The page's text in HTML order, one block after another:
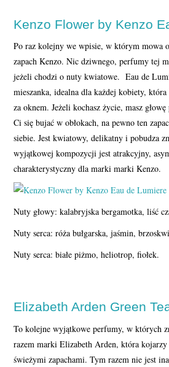
Kenzo Flower by Kenzo
Po raz kolejny we wpisie, w którym mowa
zapach Kenzo. Nic dziwnego, perfumy tej
jeżeli chodzi o nuty kwiatowe. Eau de
mieszanka, idealna dla każdej kobiety, która
za oknem. Jeżeli kochasz życie, masz głowę
Ci się bujać w obłokach, na pewno ten
siebie. Jest kwiatowy, delikatny i pobudza
wyjątkowej kompozycji jest atrakcyjny,
charakterystyczny dla marki marki Kenzo.
Nuty głowy: kalabryjska bergamotka, liść
Nuty serca: róża bułgarska, jaśmin,
Nuty serca: białe piżmo, heliotrop, fiołek.
Elizabeth Arden Green
To kolejne wyjątkowe perfumy, w których
razem marki Elizabeth Arden, która
świeżymi zapachami. Tym razem nie jest